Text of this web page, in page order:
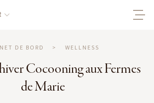
DE BORD > WELLNESS
Cocooning aux Fermes
de Marie